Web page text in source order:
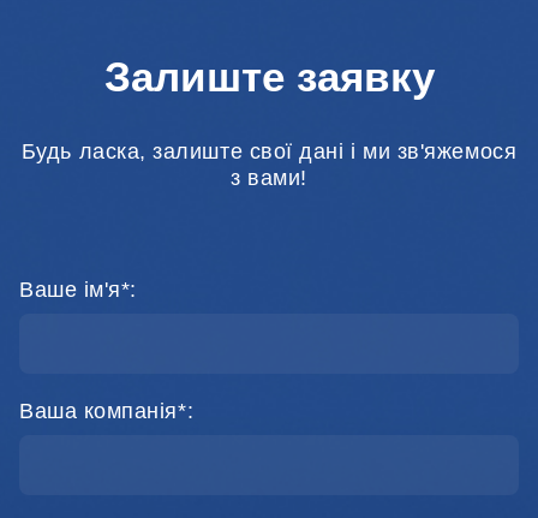
Залиште заявку
Будь ласка, залиште свої дані і ми зв'яжемося
з вами!
Ваше ім'я*:
Ваша компанія*: